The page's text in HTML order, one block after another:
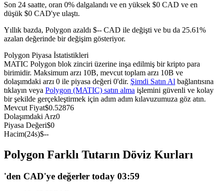
USDC Vadeli İşlemleri
USDC'yi teminat olarak kullanan vadeli işlemler
Kopya Ticaret
Son 24 saatte, oran 0% dalgalandı ve en yüksek $0 CAD ve en
düşük $0 CAD'ye ulaştı.
Yıllık bazda, Polygon azaldı $-- CAD ile değişti ve bu da 25.61%
azalan değerinde bir değişim gösteriyor.
Polygon Piyasa İstatistikleri
MATIC Polygon blok zinciri üzerine inşa edilmiş bir kripto para
birimidir. Maksimum arzı 10B, mevcut toplam arzı 10B ve
dolaşımdaki arzı 0 ile piyasa değeri 0'dir. Şimdi Satın Al bağlantısına
tıklayın veya Polygon (MATIC) satın alma işlemini güvenli ve kolay
bir şekilde gerçekleştirmek için adım adım kılavuzumuza göz atın.
Mevcut Fiyat$0.52876
Dolaşımdaki Arz0
Piyasa Değeri$0
Hacim(24s)$--
Polygon Farklı Tutarın Döviz Kurları
'den CAD'ye değerler today 03:59